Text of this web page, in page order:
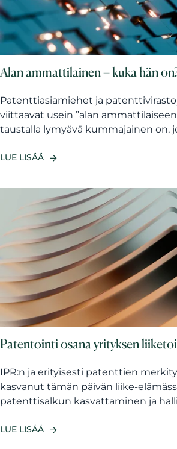
Alan ammattilainen – kuka hän
Patenttiasiamiehet ja
viittaavat usein ”alan
taustalla lymyävä kummajainen on,
LUE LISÄÄ
Patentointi osana yrityksen
IPR:n ja erityisesti patenttien
kasvanut tämän päivän liike-
patenttisalkun kasvattaminen ja
LUE LISÄÄ